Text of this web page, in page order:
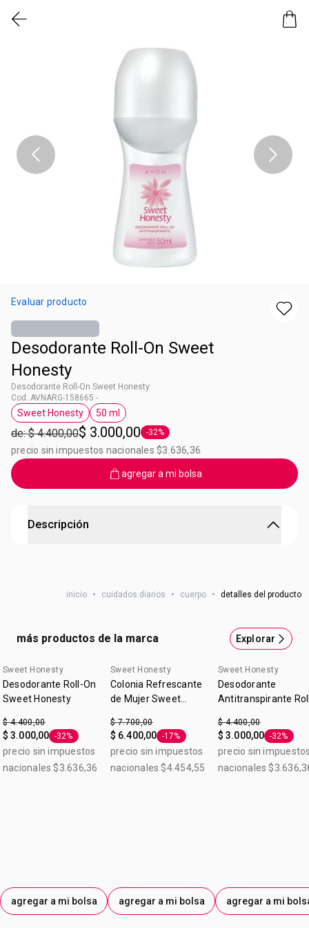
Evaluar producto
Desodorante Roll-On Sweet
Honesty
Desodorante Roll-On Sweet Honesty
Cod. AVNARG-158665 -
Etiqueta Sweet Honesty
Sweet Honesty
Etiqueta 50 ml
50 ml
de: $ 4.400,00$ 3.000,00 Etiqueta -32%
-32%
precio sin impuestos nacionales $3.636,36
agregar a mi bolsa
Descripción
colonia Sweet Honesty. Perfume Floral. Combinación de
rosa. Desodorante antitranspirante roll-on 50ml. Origen:
Argentina.
inicio • cuidados diarios • cuerpo • detalles del producto
más productos de la marca Explorar
Sweet Honesty
Desodorante Roll-On
Sweet Honesty
$ 4.400,00
$ 3.000,00 Etiqueta -32%
-32%
precio sin impuestos
nacionales $3.636,36
agregar a mi bolsa
Sweet Honesty
Colonia Refrescante
de Mujer Sweet
$ 7.700,00
$ 6.400,00 Etiqueta -17%
-17%
precio sin impuestos
nacionales $4.454,55
agregar a mi bolsa
Sweet Honesty
Desodorante
Antitranspirante
Treasures 50ml
$ 4.400,00
$ 3.000,00 Etiqueta -
-32%
precio sin
nacionales
agregar a mi